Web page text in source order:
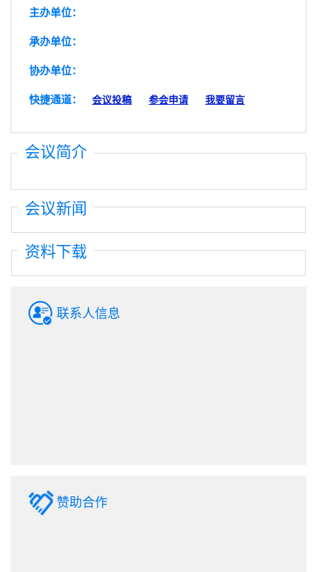
主办单位：
承办单位：
协办单位：
快捷通道： 会议投稿 参会申请 我要留言
会议简介
会议新闻
资料下载
联系人信息
赞助合作